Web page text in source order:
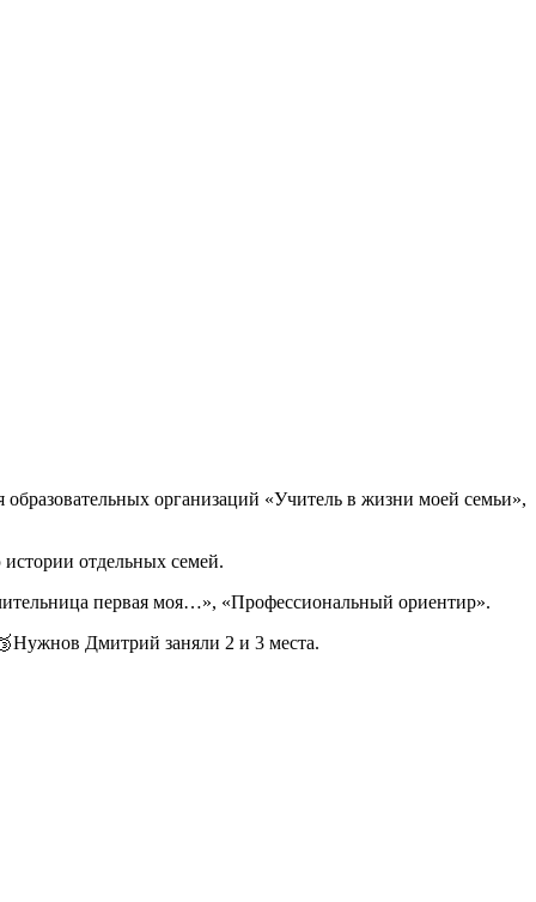
организаций «Учитель в жизни моей семьи»,
истории отдельных семей.
первая моя…», «Профессиональный ориентир».
Дмитрий заняли 2 и 3 места.